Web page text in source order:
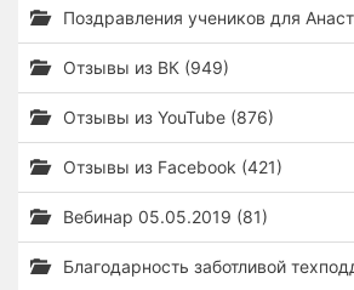
Поздравления учеников для
Отзывы из ВК (949)
Отзывы из YouTube (876)
Отзывы из Facebook (421)
Вебинар 05.05.2019 (81)
Благодарность заботливой